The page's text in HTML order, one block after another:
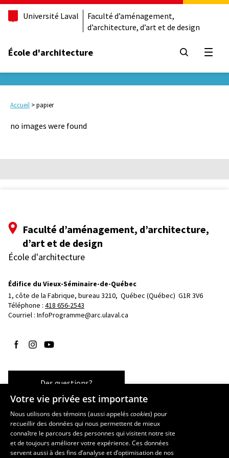
Université Laval
Faculté d’aménagement,
d’architecture, d’art et de design
École d'architecture
Accueil >papier
no images were found
Faculté d’aménagement, d’architecture,
d’art et de design
École d'architecture
Édifice du Vieux-Séminaire-de-Québec
1, côte de la Fabrique, bureau 3210, Québec (Québec)  G1R 3V6
Téléphone : 418 656-2543
Courriel : InfoProgramme@arc.ulaval.ca
Suivez-nous sur Facebook
Suivez-nous sur Instagram
Suivez-nous sur YouTube
Des questions?
Les écoles et la recherche
École d’art
École supérieure d’aménagement du territoire et de développement
Votre vie privée est importante
Nous utilisons des témoins (aussi appeléscookies) pour
recueillir des données qui nous permettent de mieux
connaître le parcours des personnes qui visitent notre site
et de toujours améliorer votre expérience. Ces données
servent aussi à des fins d’analyse et d’optimisation de nos